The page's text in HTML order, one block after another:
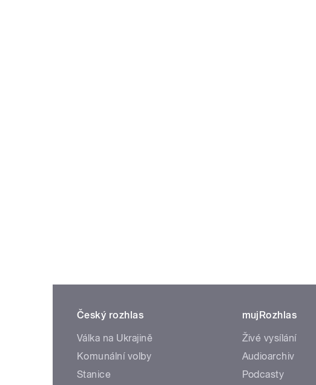
Český rozhlas
Válka na Ukrajině
Komunální volby
Stanice
mujRozhlas
Živé vysílání
Audioarchiv
Podcasty